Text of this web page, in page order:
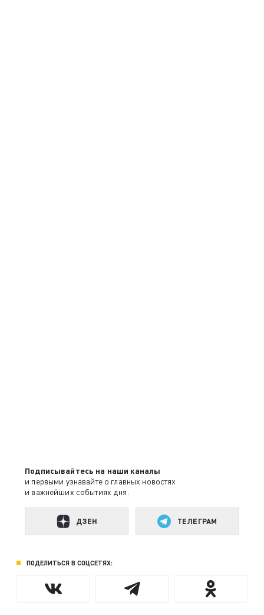
Подписывайтесь на наши каналы
и первыми узнавайте о главных новостях
и важнейших событиях дня.
ДЗЕН ТЕЛЕГРАМ
ПОДЕЛИТЬСЯ В СОЦСЕТЯХ: